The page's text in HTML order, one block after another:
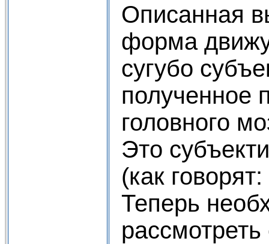
Описанная
форма
сугубо
полученное
головного
Это
(как
Теперь